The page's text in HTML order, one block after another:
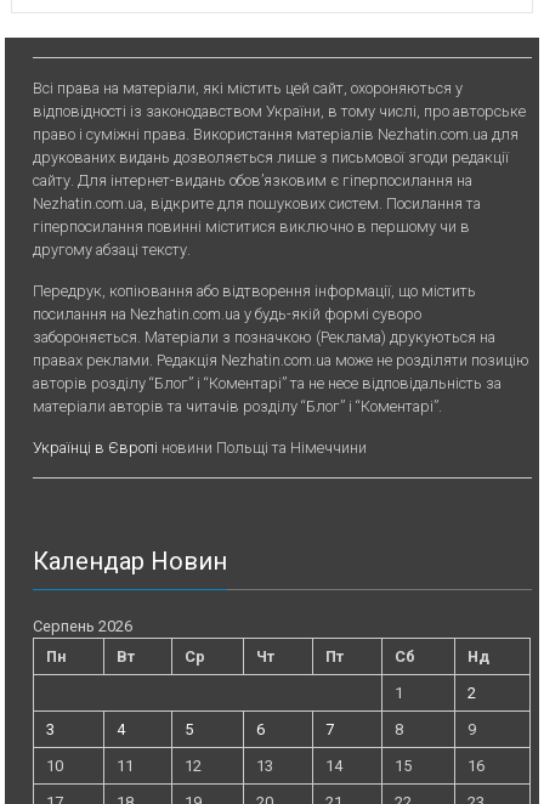
Всі права на матеріали, які містить цей сайт, охороняються у
відповідності із законодавством України, в тому числі, про авторське
право і суміжні права. Використання матерiалiв Nezhatin.com.ua для
друкованих видань дозволяється лише з письмової згоди редакції
сайту. Для iнтернет-видань обов’язковим є гiперпосилання на
Nezhatin.com.ua, відкрите для пошукових систем. Посилання та
гіперпосилання повинні міститися виключно в першому чи в
другому абзаці тексту.
Передрук, копiювання або вiдтворення iнформацiї, що мiстить
посилання на Nezhatin.com.ua у будь-якiй формi суворо
забороняється. Матеріали з позначкою (Реклама) друкуються на
правах реклами. Редакція Nezhatin.com.ua може не розділяти позицію
авторів розділу “Блог” і “Коментарі” та не несе відповідальність за
матеріали авторів та читачів розділу “Блог” і “Коментарі”.
Українці в Європі новини Польщі та Німеччини
Календар Новин
Серпень 2026
Пн
Вт Ср Чт Пт Сб
Нд
1
2
3
4 5 6 7 8
9
10
11 12 13 14 15
16